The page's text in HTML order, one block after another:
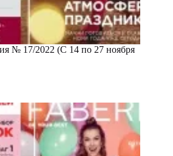
№ 17/2022 (С 14 по 27 ноября